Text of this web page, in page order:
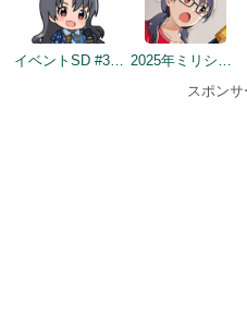
イベントSD #342 2025年ミリシタ8周年カウントダウン（2日前）
スポンサ